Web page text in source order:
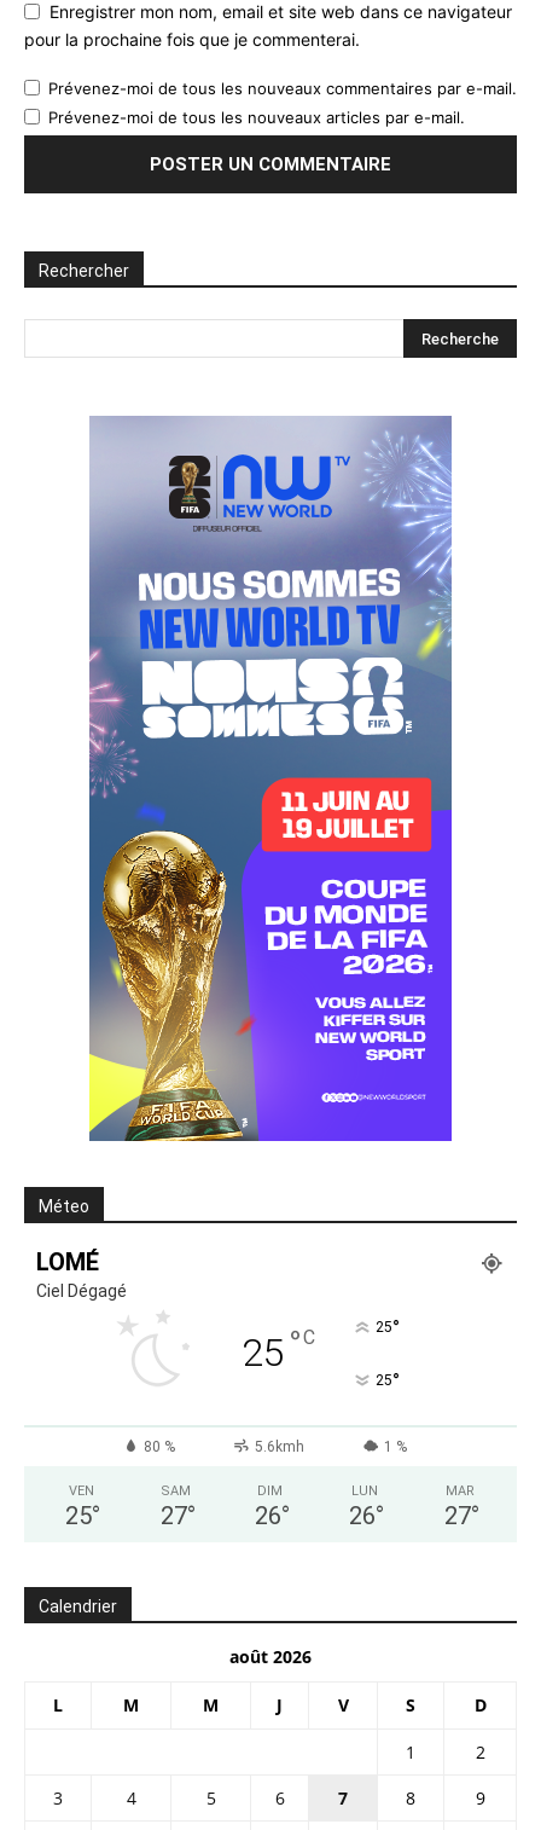
Enregistrer mon nom, email et site web dans ce navigateur
pour la prochaine fois que je commenterai.
Prévenez-moi de tous les nouveaux commentaires par e-mail.
Prévenez-moi de tous les nouveaux articles par e-mail.
Rechercher
Méteo
LOMÉ
Ciel Dégagé
25 °C 25°
25°
80 % 5.6kmh 1 %
VEN
25°
SAM
27°
DIM
26°
LUN
26°
MAR
27°
Calendrier
août 2026
L M M J V S D
1
2
3
4 5 6 7 8
9